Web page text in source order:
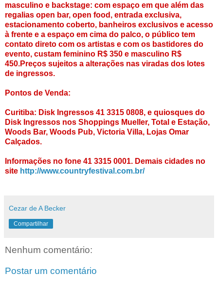
masculino e backstage: com espaço em que além das
regalias open bar, open food, entrada exclusiva,
estacionamento coberto, banheiros exclusivos e acesso
à frente e a espaço em cima do palco, o público tem
contato direto com os artistas e com os bastidores do
evento, custam feminino R$ 350 e masculino R$
450.Preços sujeitos a alterações nas viradas dos lotes
de ingressos.
Pontos de Venda:
Curitiba: Disk Ingressos 41 3315 0808, e quiosques do
Disk Ingressos nos Shoppings Mueller, Total e Estação,
Woods Bar, Woods Pub, Victoria Villa, Lojas Omar
Calçados.
Informações no fone 41 3315 0001. Demais cidades no
site http://www.countryfestival.com.br/
Cezar de A Becker
Compartilhar
Nenhum comentário:
Postar um comentário